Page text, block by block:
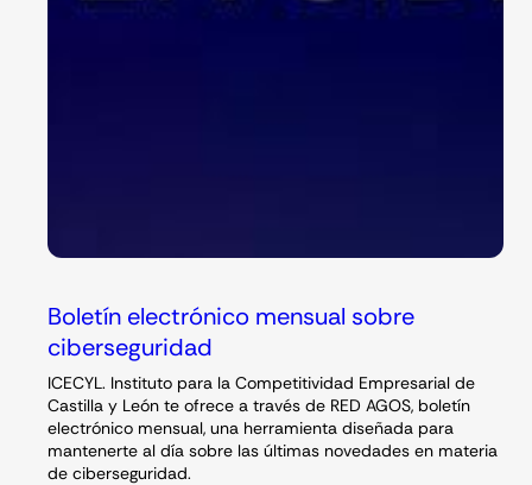
Boletín electrónico mensual sobre
ciberseguridad
ICECYL. Instituto para la Competitividad Empresarial de
Castilla y León te ofrece a través de RED AGOS, boletín
electrónico mensual, una herramienta diseñada para
mantenerte al día sobre las últimas novedades en materia
de ciberseguridad.